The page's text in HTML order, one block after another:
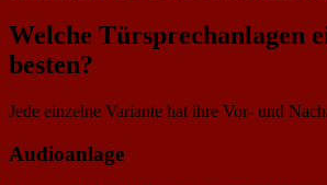
Welche Türsprechanlagen
besten?
Jede einzelne Variante hat ihre Vor- und
Audioanlage